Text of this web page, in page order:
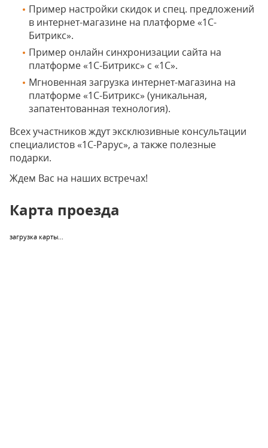
Пример настройки скидок и спец. предложений
в интернет-магазине на платформе «1С-
Битрикс».
Пример онлайн синхронизации сайта на
платформе «1С-Битрикс» с «1С».
Мгновенная загрузка интернет-магазина на
платформе «1С-Битрикс» (уникальная,
запатентованная технология).
Всех участников ждут эксклюзивные консультации
специалистов «1С-Рарус», а также полезные
подарки.
Ждем Вас на наших встречах!
Карта проезда
загрузка карты...